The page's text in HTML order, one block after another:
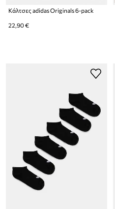
Κάλτσες adidas Originals 6-pack
22,90 €